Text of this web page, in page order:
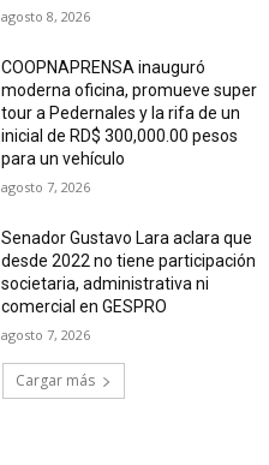
agosto 8, 2026
COOPNAPRENSA inauguró
moderna oficina, promueve super
tour a Pedernales y la rifa de un
inicial de RD$ 300,000.00 pesos
para un vehículo
agosto 7, 2026
Senador Gustavo Lara aclara que
desde 2022 no tiene participación
societaria, administrativa ni
comercial en GESPRO
agosto 7, 2026
Cargar más